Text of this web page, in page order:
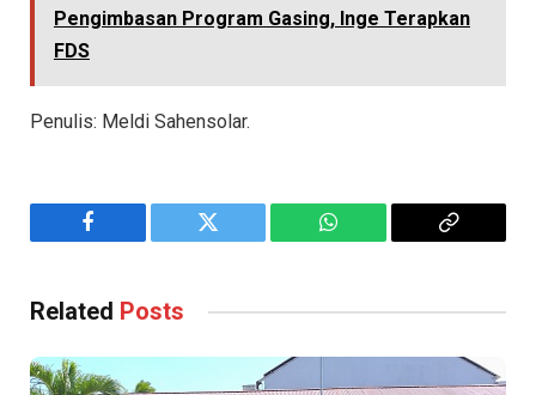
Pengimbasan Program Gasing, Inge Terapkan
FDS
Penulis: Meldi Sahensolar.
Facebook Twitter WhatsApp
Copy
Related Posts